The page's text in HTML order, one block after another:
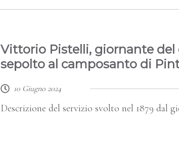
Vittorio Pistelli, giornante
sepolto al camposanto di
10 Giugno 2024
Descrizione del servizio svolto nel 1879 dal